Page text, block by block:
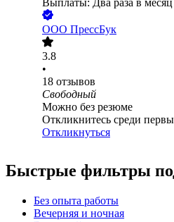
Выплаты: Два раза в месяц
ООО ПрессБук
3.8
•
18 отзывов
Свободный
Можно без резюме
Откликнитесь среди
Откликнуться
Быстрые фильтры
Без опыта работы
Вечерняя и ночная